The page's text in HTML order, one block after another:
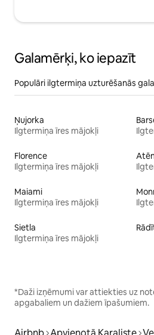
Galamērķi, ko iepazīt
Populāri ilgtermiņa uzturēšanās
Ņujorka
Ilgtermiņa īres mājokļi
Florence
Ilgtermiņa īres mājokļi
Maiami
Ilgtermiņa īres mājokļi
Sietla
Ilgtermiņa īres mājokļi
*Daži izņēmumi var attiekties uz
apgabaliem un dažiem īpašumiem.